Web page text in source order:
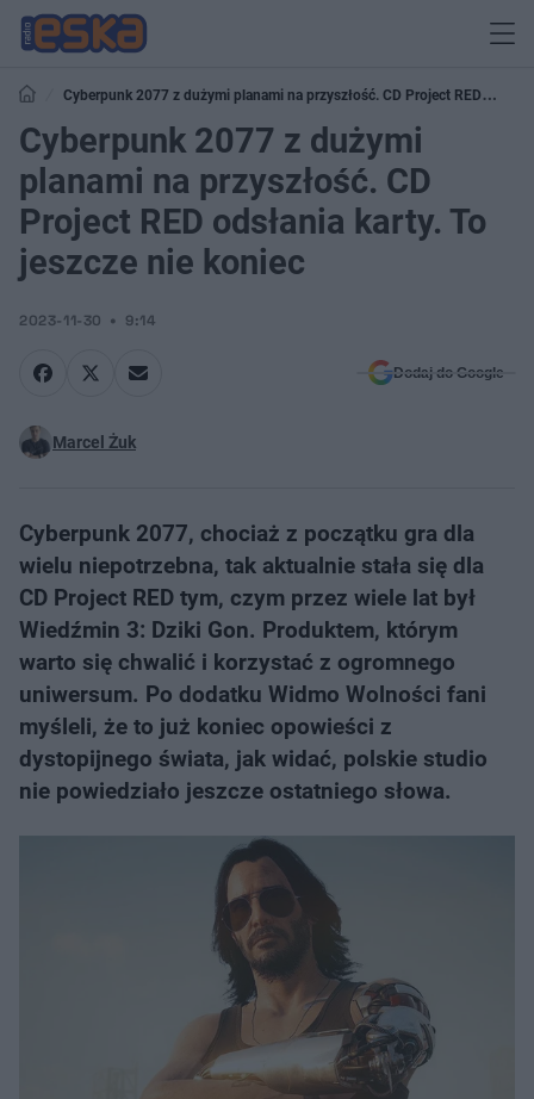
Cyberpunk 2077 z dużymi planami na przyszłość. CD Project RED
odsłania karty. To jeszcze nie koniec
Cyberpunk 2077 z dużymi
planami na przyszłość. CD
Project RED odsłania karty. To
jeszcze nie koniec
2023-11-30 9:14
Dodaj do Google
Marcel Żuk
Cyberpunk 2077, chociaż z początku gra dla
wielu niepotrzebna, tak aktualnie stała się dla
CD Project RED tym, czym przez wiele lat był
Wiedźmin 3: Dziki Gon. Produktem, którym
warto się chwalić i korzystać z ogromnego
uniwersum. Po dodatku Widmo Wolności fani
myśleli, że to już koniec opowieści z
dystopijnego świata, jak widać, polskie studio
nie powiedziało jeszcze ostatniego słowa.